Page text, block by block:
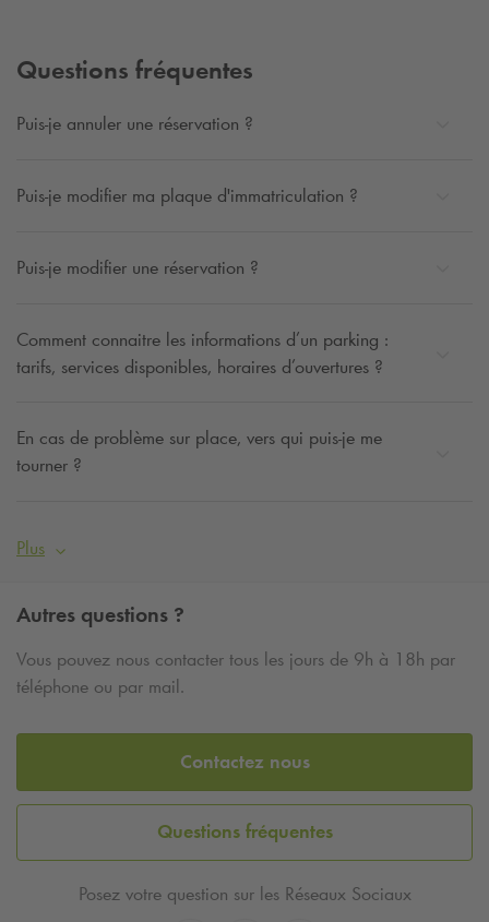
Questions fréquentes
Puis-je annuler une réservation ?
Puis-je modifier ma plaque d'immatriculation ?
Puis-je modifier une réservation ?
Comment connaitre les informations d’un parking :
tarifs, services disponibles, horaires d’ouvertures ?
En cas de problème sur place, vers qui puis-je me
tourner ?
Plus
Autres questions ?
Vous pouvez nous contacter tous les jours de 9h à 18h par
téléphone ou par mail.
Contactez nous
Questions fréquentes
Posez votre question sur les Réseaux Sociaux